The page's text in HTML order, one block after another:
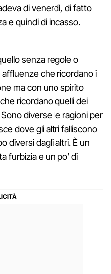
di venerdì, di fatto
e quindi di incasso.
senza regole o
che ricordano i
ma con uno spirito
ricordano quelli dei
Sono diverse le ragioni per
dove gli altri falliscono
diversi dagli altri. È un
furbizia e un po’ di